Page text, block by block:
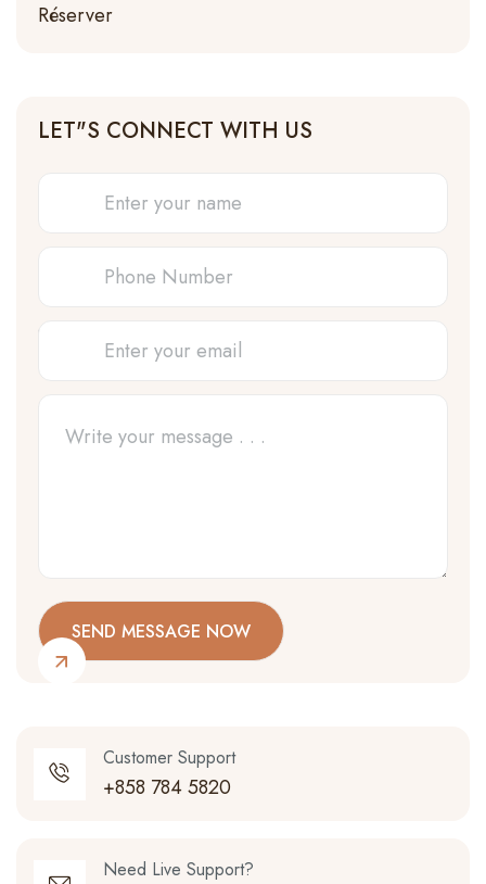
Réserver
LET"S CONNECT WITH US
Customer Support
+858 784 5820
Need Live Support?